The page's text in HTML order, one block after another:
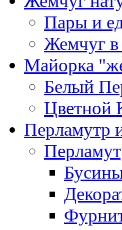
Пары и
Жемчуг в
Майорка
Белый
Цветной
Перламутр